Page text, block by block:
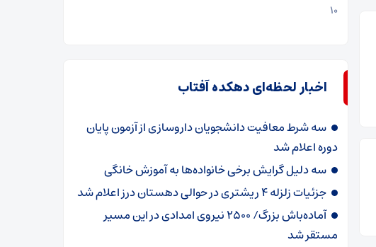
۱۰
اخبار لحظه‌ای دهکده آفتاب
سه شرط معافیت دانشجویان داروسازی از آزمون پایان
دوره اعلام شد
سه دلیل گرایش برخی خانواده‌ها به آموزش خانگی
جزئیات زلزله ۴ ریشتری در حوالی دهستان درز اعلام شد
آماده‌باش بزرگ/ ۲۵۰۰ نیروی امدادی در این مسیر
مستقر شد